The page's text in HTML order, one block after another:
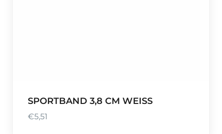
SPORTBAND 3,8 CM WEISS
€5,51